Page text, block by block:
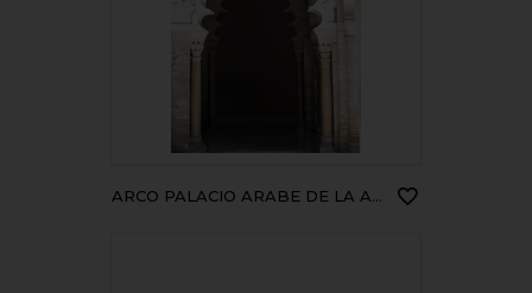
ARCO PALACIO ARABE DE LA ALJAFERIA